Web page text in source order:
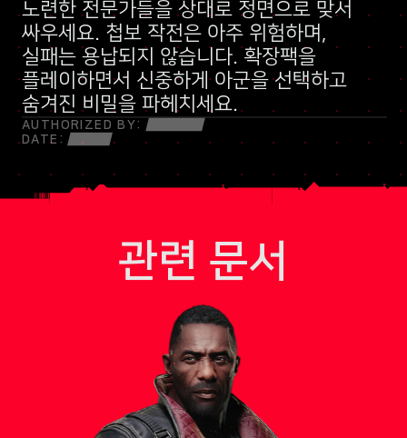
노련한 전문가들을 상대로 정면으로 맞서
싸우세요. 첩보 작전은 아주 위험하며,
실패는 용납되지 않습니다. 확장팩을
플레이하면서 신중하게 아군을 선택하고
숨겨진 비밀을 파헤치세요.
AUTHORIZED BY:
DATE:
관련 문서